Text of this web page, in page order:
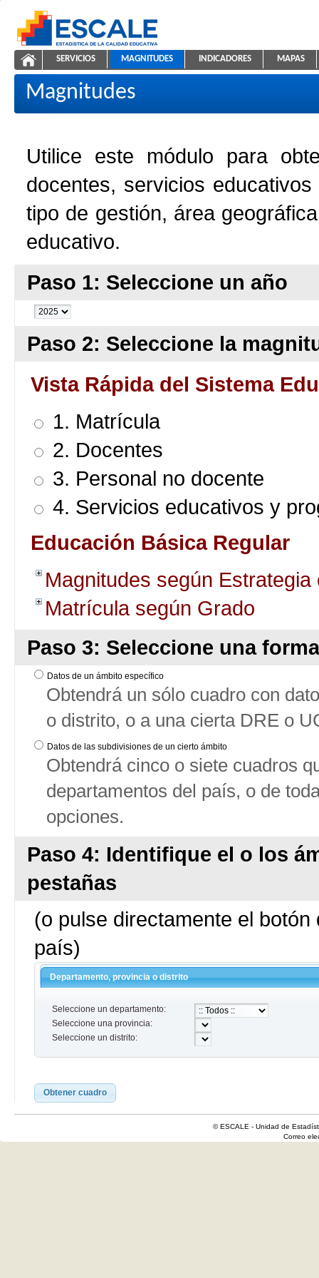
ESCALE - Unidad de Estadística Educativa
Magnitudes de la Educación
NAVEGACIÓN
SERVICIOS MAGNITUDES INDICADORES MAPAS
Magnitudes
Utilice este módulo para
docentes, servicios
tipo de gestión, área
educativo.
Paso 1: Seleccione un año
Paso 2: Seleccione la
Vista Rápida del Sistema
1. Matrícula
2. Docentes
3. Personal no docente
4. Servicios educativos y
Educación Básica Regular
Magnitudes según
Matrícula según Grado
Paso 3: Seleccione una
Datos de un ámbito específico
Obtendrá un sólo cuadro con
o distrito, o a una cierta DRE o
Datos de las subdivisiones de un cierto ámbito
Obtendrá cinco o siete cuadros
departamentos del país, o de
opciones.
Paso 4: Identifique el o los
pestañas
(o pulse directamente el
país)
Departamento, provincia o distrito
Seleccione un departamento:
Seleccione una provincia:
Seleccione un distrito:
Obtener cuadro
© ESCALE - Unidad de
Correo